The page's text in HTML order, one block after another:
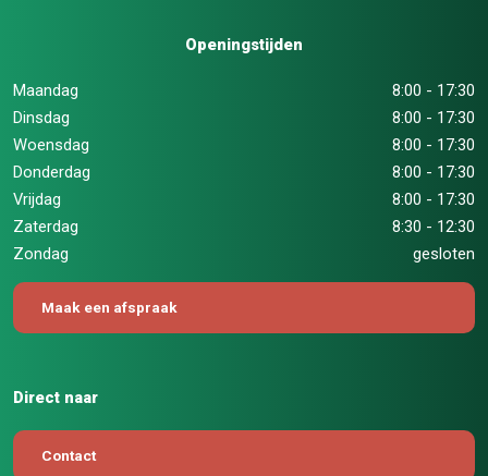
Openingstijden
Maandag
8:00 - 17:30
Dinsdag
8:00 - 17:30
Woensdag
8:00 - 17:30
Donderdag
8:00 - 17:30
Vrijdag
8:00 - 17:30
Zaterdag
8:30 - 12:30
Zondag
gesloten
Maak een afspraak
Direct naar
Contact